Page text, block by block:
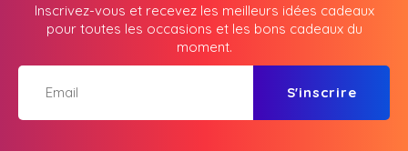
Inscrivez-vous et recevez les meilleurs idées cadeaux
pour toutes les occasions et les bons cadeaux du
moment.
S'inscrire